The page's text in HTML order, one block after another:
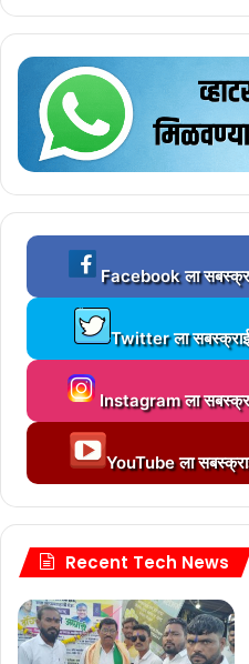
L
o
a
n
g
.
Facebook ला
L
o
a
d
n
g
.
.
.
Twitter ला
L
o
a
g
.
Instagram ला
L
o
a
d
n
g
.
.
.
YouTube ला
Recent Tech News